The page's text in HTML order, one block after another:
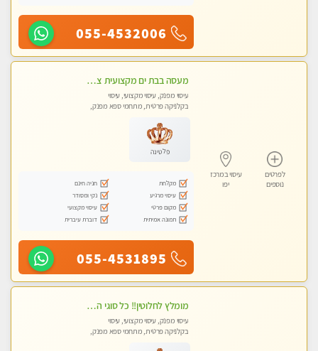
055-4532006
לפרטים
נוספים
עיסוי במרכז
יפו
מעסה בבת ים מקצועית צעירה ואיכותית פרטי!!!-מומלץ לחלוטין!!! VIP פרטי! ​​​​​​ Highly recommended
עיסוי מפנק, עיסוי מקצועי, עיסוי
בקלניקה פרטית, מתחמי ספא מפנק,
פלטינה
מקלחת
חניה חינם
עיסוי מרגיע
נקי ומסודר
מקום פרטי
עיסוי מקצועי
תמונה אמיתית
דוברת עיברית
055-4531895
מומלץ לחלוטין!! כל סוגי העיסויים מעסה מקצועית ואיכותית פרטי!!!
עיסוי מפנק, עיסוי מקצועי, עיסוי
בקלניקה פרטית, מתחמי ספא מפנק,